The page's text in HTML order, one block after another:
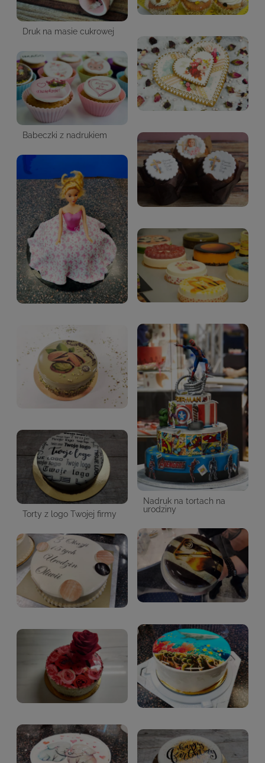
Druk na masie cukrowej
Babeczki z nadrukiem
Nadruk na tortach na
urodziny
Torty z logo Twojej firmy